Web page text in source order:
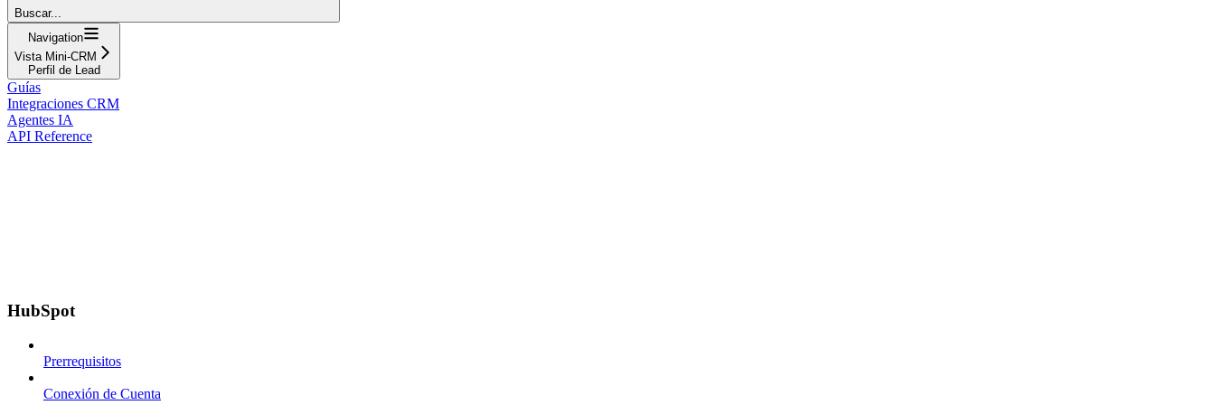
Buscar...
Navigation
Vista Mini-CRM
Perfil de Lead
Guías
Integraciones CRM
Agentes IA
API Reference
HubSpot
Prerrequisitos
Conexión de Cuenta